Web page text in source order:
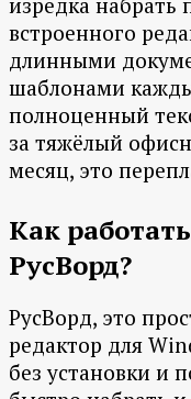
встроенного
длинными
шаблонами
полноценный
за тяжёлый
месяц, это
Как
РусВорд?
РусВорд, это
редактор для
без установки и